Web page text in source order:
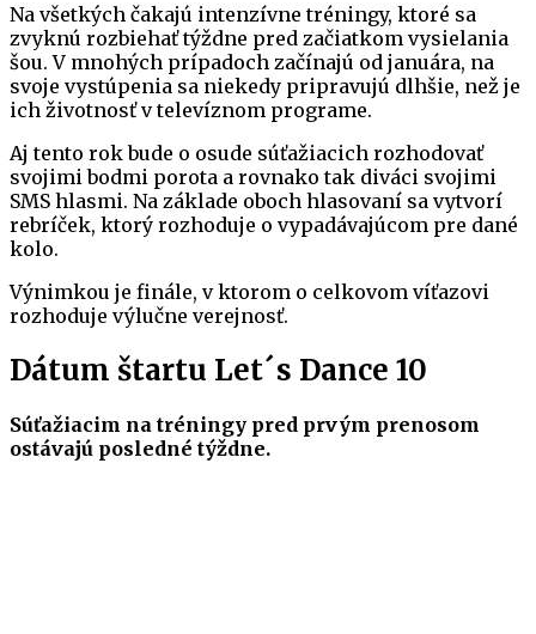
Na všetkých čakajú intenzívne tréningy, ktoré sa
zvyknú rozbiehať týždne pred začiatkom vysielania
šou. V mnohých prípadoch začínajú od januára, na
svoje vystúpenia sa niekedy pripravujú dlhšie, než je
ich životnosť v televíznom programe.
Aj tento rok bude o osude súťažiacich rozhodovať
svojimi bodmi porota a rovnako tak diváci svojimi
SMS hlasmi. Na základe oboch hlasovaní sa vytvorí
rebríček, ktorý rozhoduje o vypadávajúcom pre dané
kolo.
Výnimkou je finále, v ktorom o celkovom víťazovi
rozhoduje výlučne verejnosť.
Dátum štartu Let´s Dance 10
Súťažiacim na tréningy pred prvým prenosom
ostávajú posledné týždne.